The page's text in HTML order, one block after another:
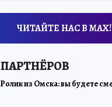
ЧИТАЙТЕ НАС В МАХ!
Ролик из Омска: вы будете